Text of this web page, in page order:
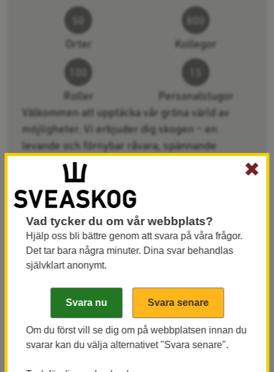
Orter Kollegor
Roller
Personalstugor
Välkommen att upptäcka vår gröna värld av
möjligheter. Vi erbjuder dig skogen – en
levande och förnybar råvara, spännande
framtidsprodukt och vacker arbetsplats.
Möjligheter för Sverige
✖
Vad tycker du om vår webbplats?
Hjälp oss bli bättre genom att svara på våra frågor.
Det tar bara några minuter. Dina svar behandlas
självklart anonymt.
Om du först vill se dig om på webbplatsen innan du
svarar kan du välja alternativet "Svara senare".